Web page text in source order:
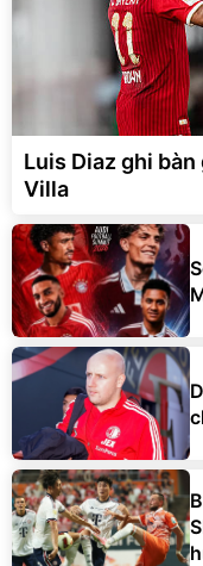
Luis Diaz ghi
Villa